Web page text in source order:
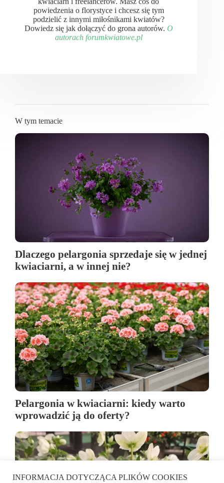
powiedzenia o florystyce i chcesz się tym
podzielić z innymi miłośnikami kwiatów?
Dowiedz się jak dołączyć do grona autorów. O
autorach forumkwiatowe.pl
W tym temacie
Dlaczego pelargonia sprzedaje się w jednej
kwiaciarni, a w innej nie?
Pelargonia w kwiaciarni: kiedy warto
wprowadzić ją do oferty?
INFORMACJA DOTYCZĄCA PLIKÓW COOKIES